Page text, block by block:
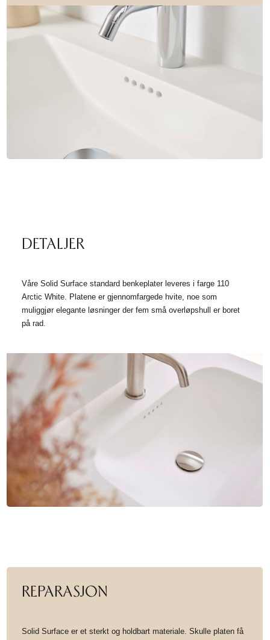
DETALJER
Våre Solid Surface standard benkeplater leveres i farge 110
Arctic White. Platene er gjennomfargede hvite, noe som
muliggjør elegante løsninger der fem små overløpshull er boret
på rad.
REPARASJON
Solid Surface er et sterkt og holdbart materiale. Skulle platen få